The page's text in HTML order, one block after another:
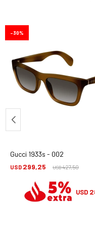
Gucci 1933s - 002
USD 299,25 USD427,50
30
USD